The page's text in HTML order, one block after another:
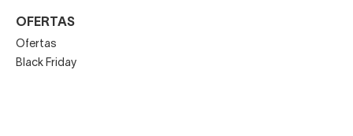
OFERTAS
Ofertas
Black Friday